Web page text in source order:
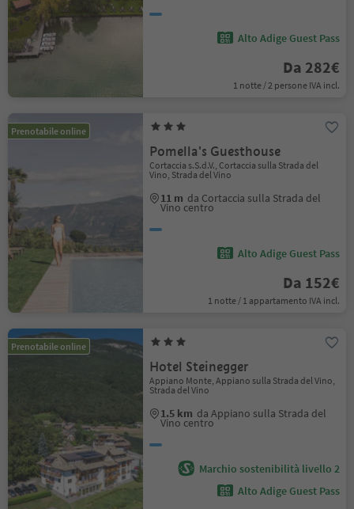
Alto Adige Guest Pass
Da 282€
1 notte / 2 persone IVA incl.
Prenotabile online
Pomella's Guesthouse
Cortaccia s.S.d.V., Cortaccia sulla Strada del
Vino, Strada del Vino
11 m da Cortaccia sulla Strada del
Vino centro
Alto Adige Guest Pass
Da 152€
1 notte / 1 appartamento IVA incl.
Prenotabile online
Hotel Steinegger
Appiano Monte, Appiano sulla Strada del Vino,
Strada del Vino
1.5 km da Appiano sulla Strada del
Vino centro
Marchio sostenibilità livello 2
Alto Adige Guest Pass